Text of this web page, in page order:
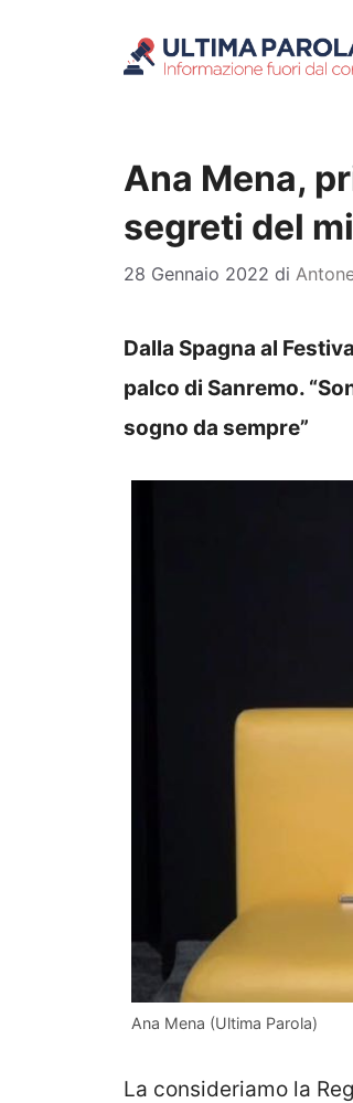
Ana Mena,
segreti del
28 Gennaio 2022 di
Dalla Spagna al
palco di Sanremo.
sogno da sempre”
Ana Mena (Ultima Parola)
La consideriamo la